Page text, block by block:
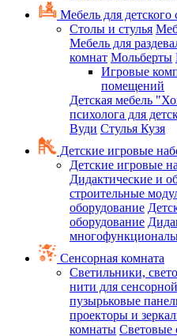
Мебель для детского
Столы и стулья
Мебель для
комнат Мольберты
Игровые
помещений
Детская мебель
психолога для
Вуди Стулья Кузя
Детские игровые
Детские игровые
Дидактические и
строительные
оборудование
оборудование
Сенсорная комната
Светильники,
нити для
пузырьковые
проекторы и
комнаты Световые